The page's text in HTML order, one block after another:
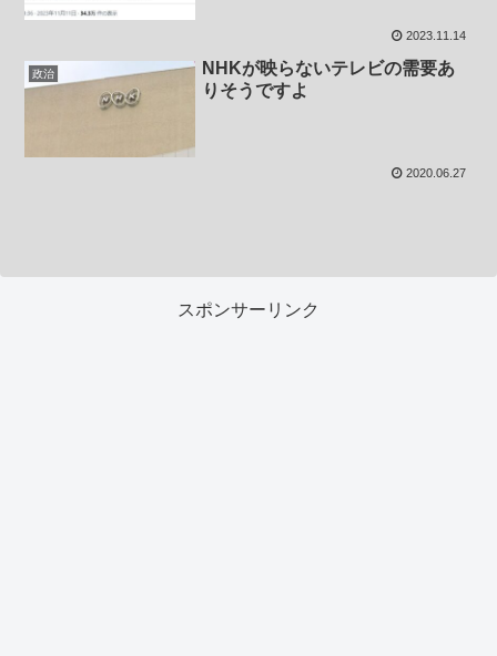
2023.11.14
政治
NHKが映らないテレビの需要あ
りそうですよ
2020.06.27
スポンサーリンク